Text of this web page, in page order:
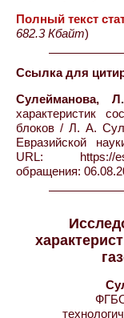
Полный текст
682.3 Кбайт)
Ссылка для
Сулейманова,
характеристик
блоков / Л. А.
Евразийской
URL: https://
обращения: